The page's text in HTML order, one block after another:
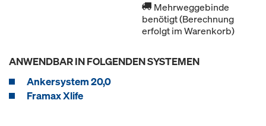
Mehrweggebinde
benötigt (Berechnung
erfolgt im Warenkorb)
ANWENDBAR IN FOLGENDEN SYSTEMEN
Ankersystem 20,0
Framax Xlife